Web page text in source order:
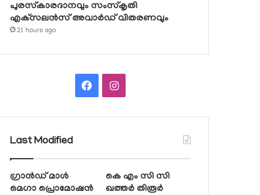
പുരസ്‌കാരദാനവും സംസ്‌കൃതി
എക്‌സലന്‍സ് അവാര്‍ഡ് വിതരണവും
21 hours ago
FacebookInstagram
Last Modified
ഗ്രാന്‍ഡ് മാള്‍
മെഗാ പ്രൊമോഷന്‍
കെ എം സി സി
ഖത്തര്‍ തിരൂര്‍